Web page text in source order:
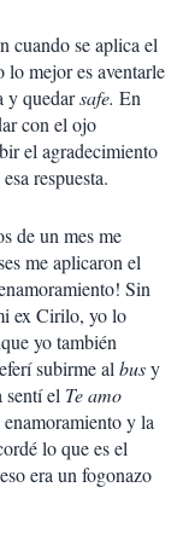
cuando se aplica el
lo mejor es aventarle
y quedarsafe. En
con el ojo
el agradecimiento
respuesta.
de un mes me
me aplicaron el
Sin
ex Cirilo, yo lo
yo también
subirme al busy
sentí el Te amo
y la
lo que es el
era un fogonazo